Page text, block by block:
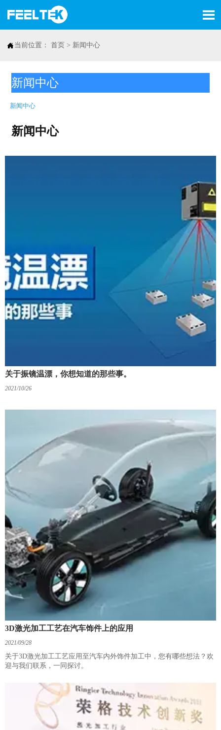

 当前位置： 首页 > 新闻中心
新闻中心
新闻中心
新闻中心
关于振镜温漂，你想知道的那些事。
2021/10/26
3D激光加工工艺在汽车饰件上的应用
2021/09/28
关于3D激光加工工艺应用至汽车内外饰件加工中，您有哪些想法？欢
迎与我们联系，一同探讨。